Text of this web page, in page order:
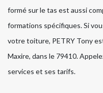
formé sur le tas est aussi
formations spécifiques. Si
votre toiture, PETRY Tony
Maxire, dans le 79410.
services et ses tarifs.